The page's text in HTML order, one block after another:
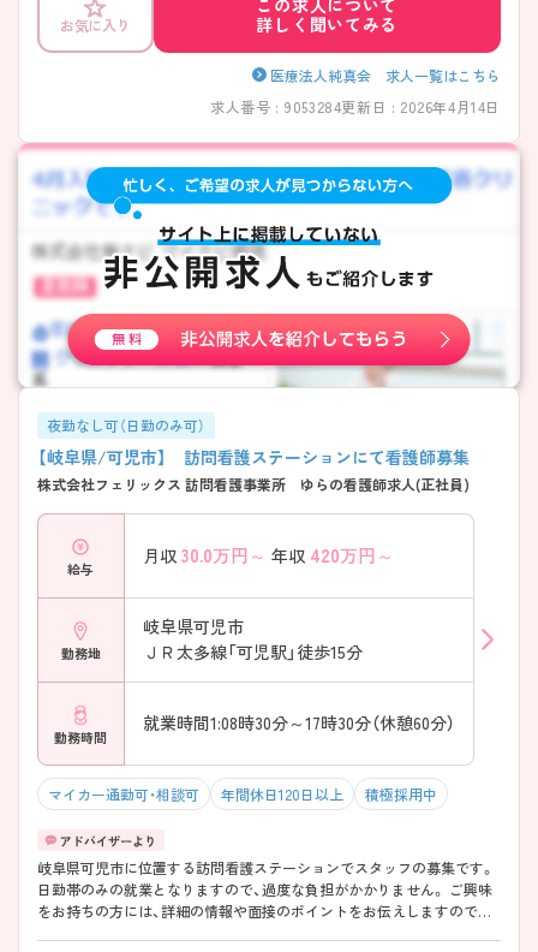
お気に入り
この求人について
詳しく聞いてみる
医療法人純真会 求人一覧はこちら
求人番号 : 9053284更新日 : 2026年4月14日
夜勤なし可（日勤のみ可）
【岐阜県/可児市】 訪問看護ステーションにて看護師募集
株式会社フェリックス 訪問看護事業所 ゆらの看護師求人(正社員)
給与
月収 30.0万円～ 年収 420万円～
勤務地
岐阜県可児市
ＪＲ太多線「可児駅」徒歩15分
勤務時間
就業時間1:08時30分～17時30分（休憩60分）
マイカー通勤可・相談可 年間休日120日以上 積極採用中
岐阜県可児市に位置する訪問看護ステーションでスタッフの募集です。
日勤帯のみの就業となりますので、過度な負担がかかりません。 ご興味
をお持ちの方には、詳細の情報や面接のポイントをお伝えしますのでお